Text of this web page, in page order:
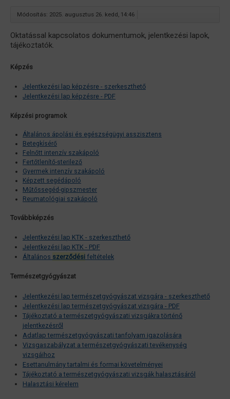
Módosítás: 2025. augusztus 26. kedd, 14:46
Oktatással kapcsolatos dokumentumok, jelentkezési lapok,
tájékoztatók.
Képzés
Jelentkezési lap képzésre - szerkeszthető
Jelentkezési lap képzésre - PDF
Képzési programok
Általános ápolási és egészségügyi asszisztens
Betegkísérő
Felnőtt intenzív szakápoló
Fertőtlenítő-sterilező
Gyermek intenzív szakápoló
Képzett segédápoló
Műtőssegéd-gipszmester
Reumatológiai szakápoló
Továbbképzés
Jelentkezési lap KTK - szerkeszthető
Jelentkezési lap KTK - PDF
Általános szerződési feltételek
Természetgyógyászat
Jelentkezési lap természetgyógyászat vizsgára - szerkeszthető
Jelentkezési lap természetgyógyászat vizsgára - PDF
Tájékoztató a természetgyógyászati vizsgákra történő
jelentkezésről
Adatlap természetgyógyászati tanfolyam igazolására
Vizsgaszabályzat a természetgyógyászati tevékenység
vizsgáihoz
Esettanulmány tartalmi és formai követelményei
Tájékoztató a természetgyógyászati vizsgák halasztásáról
Halasztási kérelem